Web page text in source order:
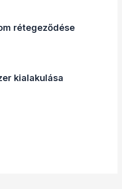
rétegeződése
kialakulása